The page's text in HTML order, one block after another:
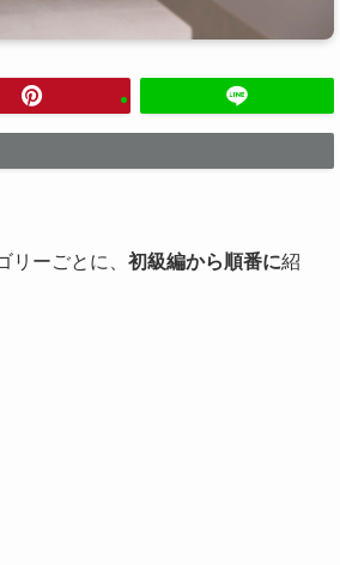
ーごとに、 初級編から順番に紹